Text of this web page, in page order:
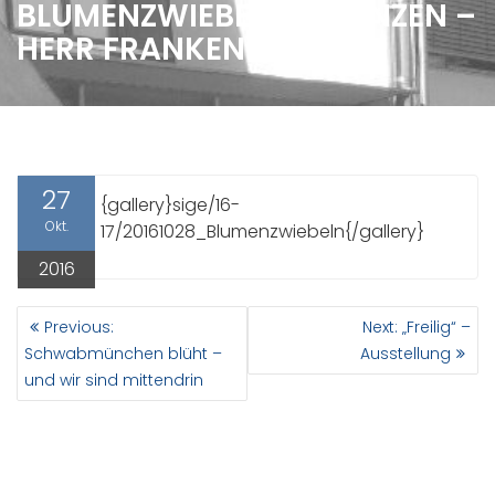
BLUMENZWIEBELN PFLANZEN –
HERR FRANKENBERGER
27
Okt.
2016
{gallery}sige/16-
17/20161028_Blumenzwiebeln{/gallery}
BEITRAGSNAVIGATION
Previous:
post:
Schwabmünchen blüht –
und wir sind mittendrin
Next: Next
post:
„Freilig“ –
Ausstellung